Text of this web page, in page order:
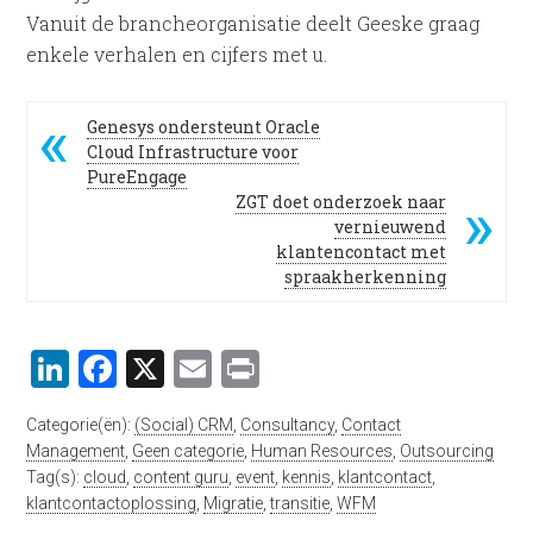
Vanuit de brancheorganisatie deelt Geeske graag
enkele verhalen en cijfers met u.
Genesys ondersteunt Oracle
Cloud Infrastructure voor
PureEngage
ZGT doet onderzoek naar
vernieuwend
klantencontact met
spraakherkenning
LinkedIn
Facebook
X Email
Categorie(ën): (Social) CRM Consultancy, Contact
Management Geen categorie Human Resources Outsourcing
Tag(s): cloud content guru event kennis klantcontact
klantcontactoplossing Migratie ,transitie ,WFM